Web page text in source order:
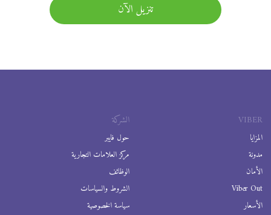
تنزيل الآن
VIBER
المزايا
مدونة
الأمان
Viber Out
الأسعار
الشركة
حول فايبر
مركز العلامات التجارية
الوظائف
الشروط والسياسات
سياسة الخصوصية